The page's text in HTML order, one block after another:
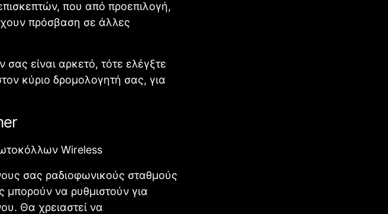
που από προεπιλογή,
πρόσβαση σε άλλες
είναι αρκετό, τότε ελέγξτε
κύριο δρομολογητή σας, για
σας ραδιοφωνικούς σταθμούς
μπορούν να ρυθμιστούν για
Θα χρειαστεί να